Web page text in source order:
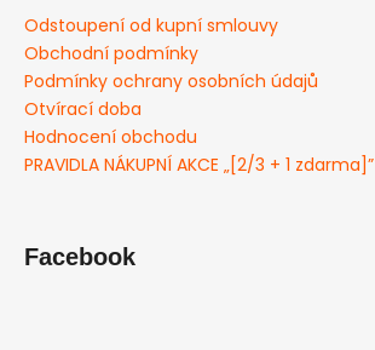
Odstoupení od kupní smlouvy
Obchodní podmínky
Podmínky ochrany osobních údajů
Otvírací doba
Hodnocení obchodu
PRAVIDLA NÁKUPNÍ AKCE „[2/3 + 1 zdarma]”
Facebook